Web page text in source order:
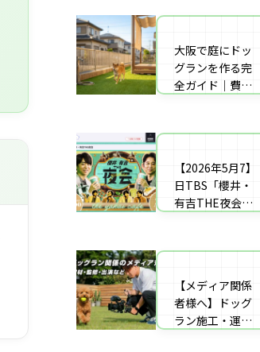
戸〜播磨・淡
大阪で庭にドッ
グランを作る完
全ガイド｜費用
【エリア対応】
【2026年5月7】
日TBS「櫻井・
有吉THE夜会」
さんのご実家の
を施工
【メディア関係
者様へ】ドッグ
ラン施工・運営
さんのご実家の
を施工
庭にドッグラン
をDIY！初心者
でもプロ級に仕
アル
自宅の庭にドッ
グラン計画の完
全ガイド：DIY
デメリット）を